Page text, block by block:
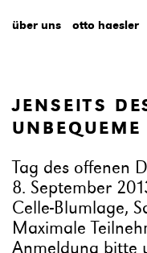
über uns otto haesler
JENSEITS
Tag des offenen
8. September
Celle-Blumlage,
Maximale
Anmeldung bitte